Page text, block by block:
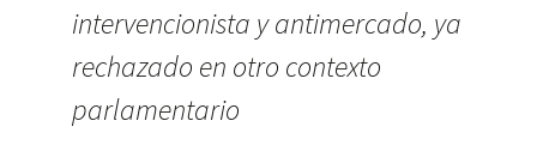
intervencionista y antimercado, ya
rechazado en otro contexto
parlamentario